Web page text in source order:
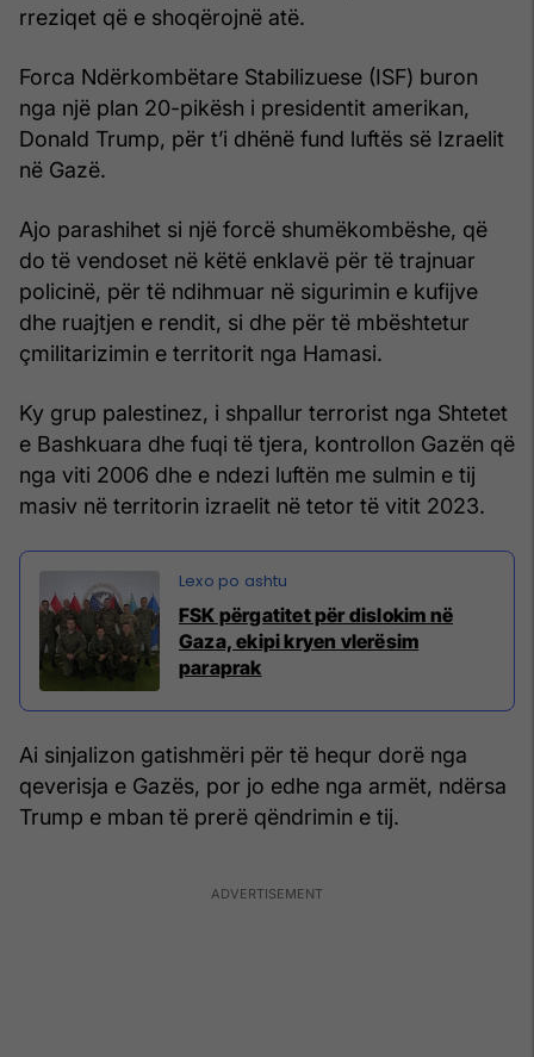
rreziqet që e shoqërojnë atë.
Forca Ndërkombëtare Stabilizuese (ISF) buron
nga një plan 20-pikësh i presidentit amerikan,
Donald Trump, për t’i dhënë fund luftës së Izraelit
në Gazë.
Ajo parashihet si një forcë shumëkombëshe, që
do të vendoset në këtë enklavë për të trajnuar
policinë, për të ndihmuar në sigurimin e kufijve
dhe ruajtjen e rendit, si dhe për të mbështetur
çmilitarizimin e territorit nga Hamasi.
Ky grup palestinez, i shpallur terrorist nga Shtetet
e Bashkuara dhe fuqi të tjera, kontrollon Gazën që
nga viti 2006 dhe e ndezi luftën me sulmin e tij
masiv në territorin izraelit në tetor të vitit 2023.
FSK përgatitet për dislokim në
Gaza, ekipi kryen vlerësim
paraprak
Ai sinjalizon gatishmëri për të hequr dorë nga
qeverisja e Gazës, por jo edhe nga armët, ndërsa
Trump e mban të prerë qëndrimin e tij.